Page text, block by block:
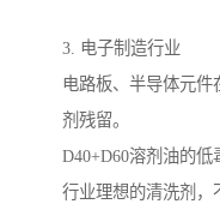
3. 电子制造行业
电路板、半导体元件
剂残留。
D40+D60溶剂油的
行业理想的清洗剂，